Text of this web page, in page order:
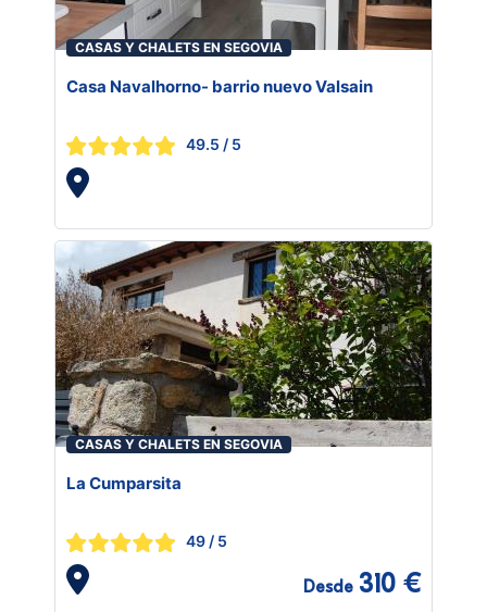
CASAS Y CHALETS EN SEGOVIA
Casa Navalhorno- barrio nuevo Valsain
49.5 / 5
CASAS Y CHALETS EN SEGOVIA
La Cumparsita
49 / 5
Desde 310 €